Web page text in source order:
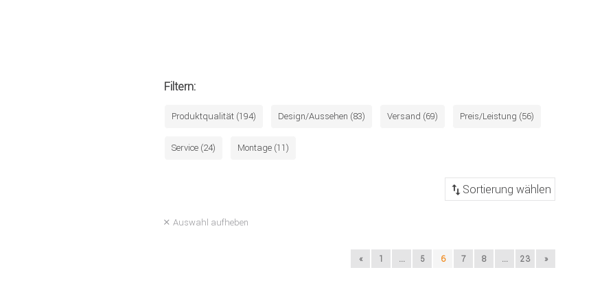
Filtern:
Produktqualität (194) Design/Aussehen (83) Versand (69) Preis/Leistung (56)
Service (24) Montage (11)
Auswahl aufheben
« 1 ... 5 6 7 8 ... 23 »